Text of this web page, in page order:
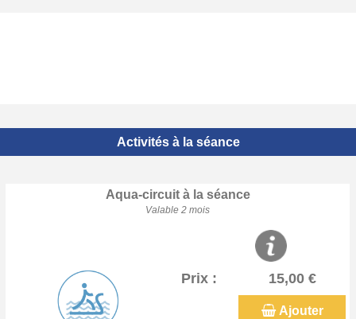
Activités à la séance
Aqua-circuit à la séance
Valable 2 mois
Prix : 15,00 €
Ajouter